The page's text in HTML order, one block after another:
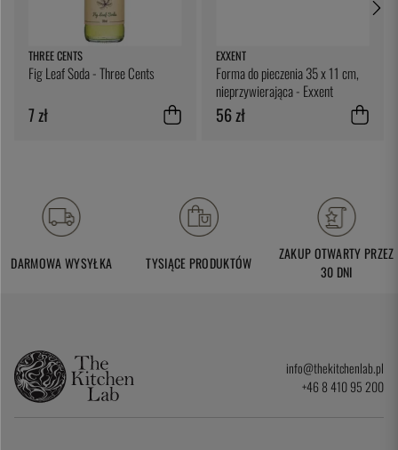
THREE CENTS
Fig Leaf Soda - Three Cents
7 zł
EXXENT
Forma do pieczenia 35 x 11 cm,
nieprzywierająca - Exxent
56 zł
DARMOWA WYSYŁKA TYSIĄCE PRODUKTÓW
ZAKUP OTWARTY PRZEZ
30 DNI
info@thekitchenlab.pl
+46 8 410 95 200